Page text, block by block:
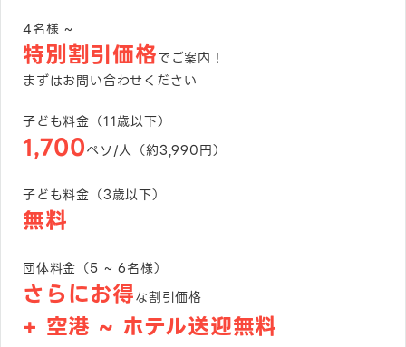
4名様 ~
特別割引価格でご案内！
まずはお問い合わせください
子ども料金（11歳以下）
1,700ペソ/人（約3,990円）
子ども料金（3歳以下）
無料
団体料金（5 ~ 6名様）
さらにお得な割引価格
+ 空港 ~ ホテル送迎無料